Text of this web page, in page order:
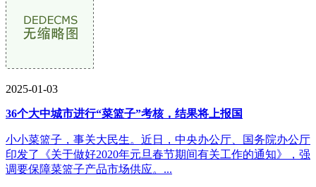
2025-01-03
36个大中城市进行“菜篮子”考核，结果将上报国
小小菜篮子，事关大民生。近日，中央办公厅、国务院办公厅
印发了《关于做好2020年元旦春节期间有关工作的通知》，强
调要保障菜篮子产品市场供应。...